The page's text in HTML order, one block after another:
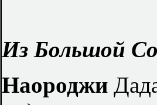
Из Большой
Наороджи